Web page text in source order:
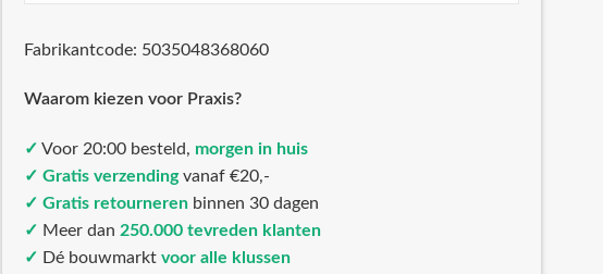
Fabrikantcode: 5035048368060
Waarom kiezen voor Praxis?
✓ Voor 20:00 besteld, morgen in huis
✓ Gratis verzendingvanaf €20,-
✓ Gratis retourneren binnen 30 dagen
✓ Meer dan 250.000 tevreden klanten
✓ Dé bouwmarkt voor alle klussen